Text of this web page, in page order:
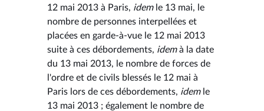
12 mai 2013 à Paris, idemle 13 mai, le
nombre de personnes interpellées et
placées en garde-à-vue le 12 mai 2013
suite à ces débordements, idemà la date
du 13 mai 2013, le nombre de forces de
l'ordre et de civils blessés le 12 mai à
Paris lors de ces débordements, idemle
13 mai 2013 ; également le nombre de